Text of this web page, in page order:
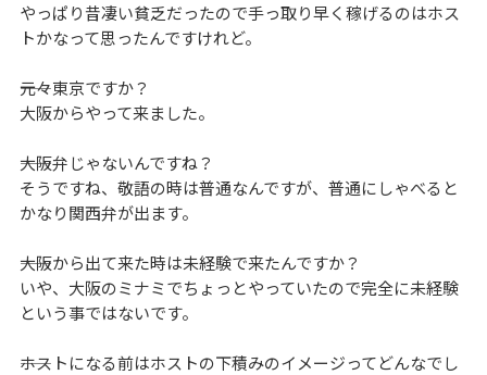
やっぱり昔凄い貧乏だったので手っ取り早く稼げるのはホス
トかなって思ったんですけれど。
――元々東京ですか？
大阪からやって来ました。
――大阪弁じゃないんですね？
そうですね、敬語の時は普通なんですが、普通にしゃべると
かなり関西弁が出ます。
――大阪から出て来た時は未経験で来たんですか？
いや、大阪のミナミでちょっとやっていたので完全に未経験
という事ではないです。
――ホストになる前はホストの下積みのイメージってどんなでし